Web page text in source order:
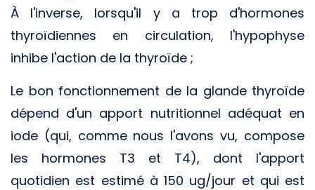
À l'inverse, lorsqu'il y a trop d'hormones
thyroïdiennes en circulation, l'hypophyse
inhibe l'action de la thyroïde ;
Le bon fonctionnement de la glande thyroïde
dépend d'un apport nutritionnel adéquat en
iode (qui, comme nous l'avons vu, compose
les hormones T3 et T4), dont l'apport
quotidien est estimé à 150 ug/jour et qui est